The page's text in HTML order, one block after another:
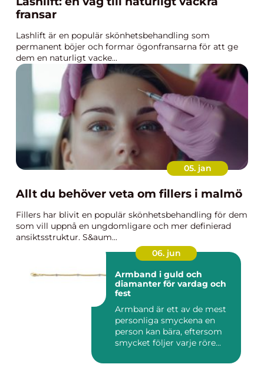
fransar
Lashlift är en populär skönhetsbehandling som
permanent böjer och formar ögonfransarna för att ge
dem en naturligt vacke...
05. jan
Allt du behöver veta om fillers i malmö
Fillers har blivit en populär skönhetsbehandling för dem
som vill uppnå en ungdomligare och mer definierad
ansiktsstruktur. S&aum...
06. jun
Armband i guld och
diamanter för vardag och
fest
Armband är ett av de mest
personliga smyckena en
person kan bära, eftersom
smycket följer varje röre...